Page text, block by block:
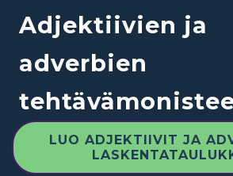
Adjektiivien ja
adverbien
LUO ADJEKTIIVIT JA